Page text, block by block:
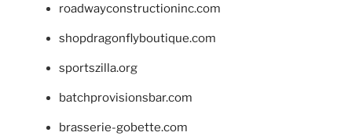
roadwayconstructioninc.com
shopdragonflyboutique.com
sportszilla.org
batchprovisionsbar.com
brasserie-gobette.com